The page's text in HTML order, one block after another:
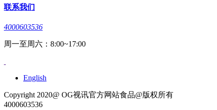
联系我们
4000603536
周一至周六：8:00~17:00
English
Copyright 2020@ OG视讯官方网站食品@版权所有
4000603536